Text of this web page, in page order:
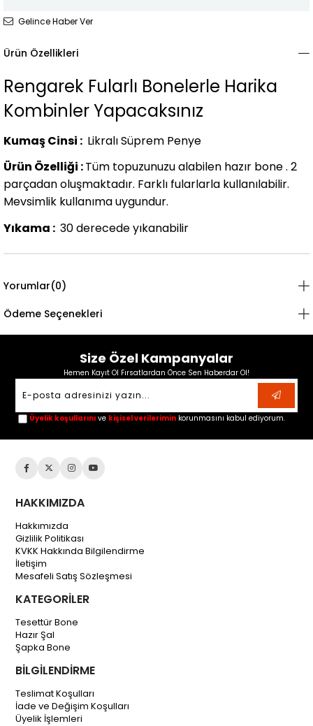
Gelince Haber Ver
Ürün Özellikleri
Rengarek Fularlı Bonelerle Harika
Kombinler Yapacaksınız
Kumaş Cinsi : Likralı Süprem Penye
Ürün Özelliği :Tüm topuzunuzu alabilen hazır bone . 2
parçadan oluşmaktadır. Farklı fularlarla kullanılabilir.
Mevsimlik kullanıma uygundur.
Yıkama : 30 derecede yıkanabilir
Yorumlar(0)
Ödeme Seçenekleri
Size Özel Kampanyalar
Hemen Kayıt Ol Fırsatlardan Önce Sen Haberdar Ol!
Üyelik koşullarını ve kişisel verilerimin korunmasını kabul ediyorum.
HAKKIMIZDA
Hakkımızda
Gizlilik Politikası
KVKK Hakkında Bilgilendirme
İletişim
Mesafeli Satış Sözleşmesi
KATEGORİLER
Tesettür Bone
Hazır Şal
Şapka Bone
BİLGİLENDİRME
Teslimat Koşulları
İade ve Değişim Koşulları
Üyelik İşlemleri